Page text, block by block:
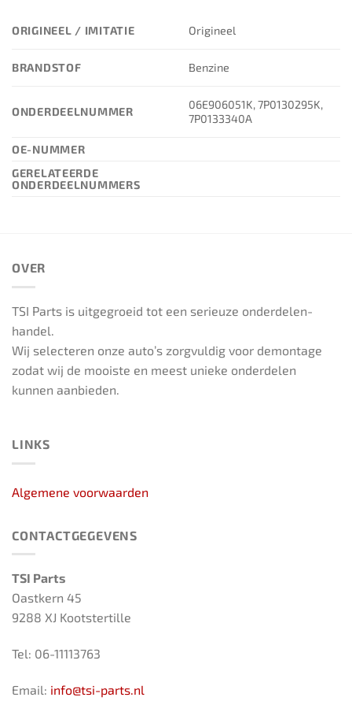
ORIGINEEL / IMITATIE Origineel
BRANDSTOF Benzine
ONDERDEELNUMMER
06E906051K, 7P0130295K,
7P0133340A
OE-NUMMER
GERELATEERDE
ONDERDEELNUMMERS
OVER
TSI Parts is uitgegroeid tot een serieuze onderdelen-
handel.
Wij selecteren onze auto’s zorgvuldig voor demontage
zodat wij de mooiste en meest unieke onderdelen
kunnen aanbieden.
LINKS
Algemene voorwaarden
CONTACTGEGEVENS
TSI Parts
Oastkern 45
9288 XJ Kootstertille
Tel: 06-11113763
Email: info@tsi-parts.nl